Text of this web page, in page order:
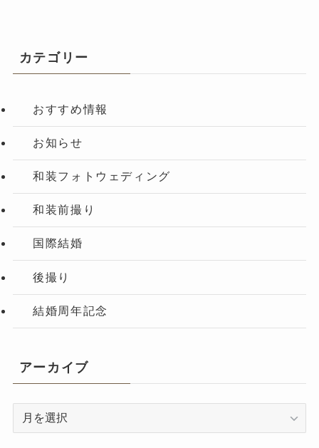
カテゴリー
おすすめ情報
お知らせ
和装フォトウェディング
和装前撮り
国際結婚
後撮り
結婚周年記念
アーカイブ